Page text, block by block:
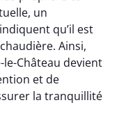
un
qu’il est
Ainsi,
Château devient
et de
la tranquillité